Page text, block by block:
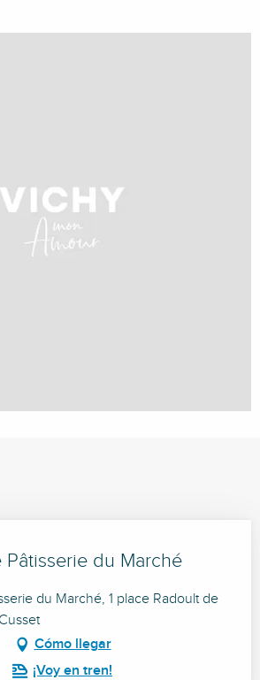
du Marché
du Marché, 1 place Radoult de
Cómo llegar
¡Voy en tren!